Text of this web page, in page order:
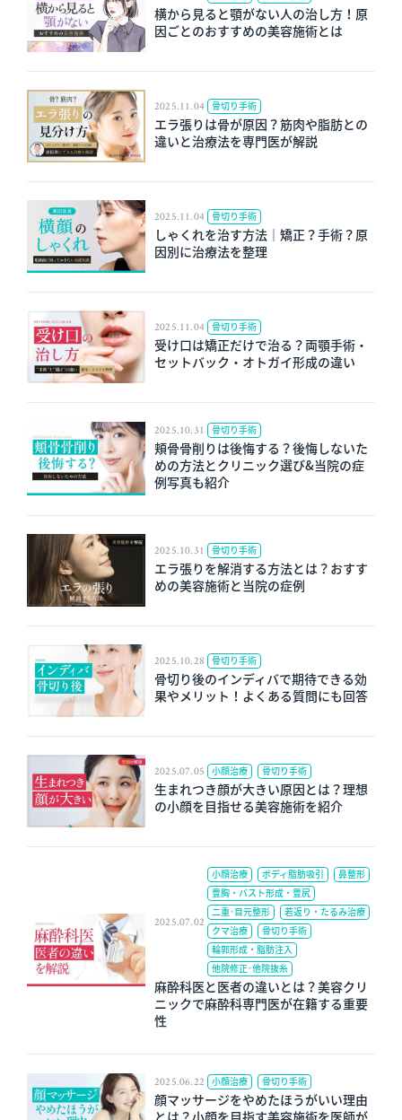
横から見ると顎がない人の治し方​！原
因ごとのおすすめの美容施術とは
2025.11.04 骨切り手術
エラ張りは骨が原因？筋肉や脂肪との
違いと治療法を専門医が解説
2025.11.04 骨切り手術
しゃくれを治す方法｜矯正？手術？原
因別に治療法を整理
2025.11.04 骨切り手術
受け口は矯正だけで治る？両顎手術・
セットバック・オトガイ形成の違い
2025.10.31 骨切り手術
頬骨骨削りは後悔する？後悔しないた
めの方法とクリニック選び&当院の症
例写真も紹介​
2025.10.31 骨切り手術
エラ張りを解消する方法とは？おすす
めの美容施術と当院の症例​
2025.10.28 骨切り手術
骨切り後のインディバで期待できる効
果やメリット！よくある質問にも回答​
2025.07.05 小顔治療 骨切り手術
生まれつき顔が大きい原因とは？理想
の小顔を目指せる美容施術を紹介
2025.07.02
小顔治療 ボディ脂肪吸引
鼻整形
豊胸・バスト形成・豊尻
二重･目元整形
若返り・たるみ治療
クマ治療
骨切り手術
輪郭形成・脂肪注入
他院修正･他院抜糸
麻酔科医と医者の違いとは？美容クリ
ニックで麻酔科専門医が在籍する重要
性
2025.06.22 小顔治療 骨切り手術
顔マッサージをやめたほうがいい理由
とは？小顔を目指す美容施術を医師が